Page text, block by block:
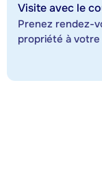
Visite avec le
Prenez rendez-
propriété à